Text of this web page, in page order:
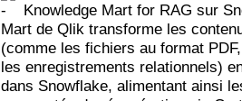
Knowledge Mart for RAG sur
Mart de Qlik transforme les
(comme les fichiers au format
les enregistrements relationnels)
dans Snowflake, alimentant ainsi